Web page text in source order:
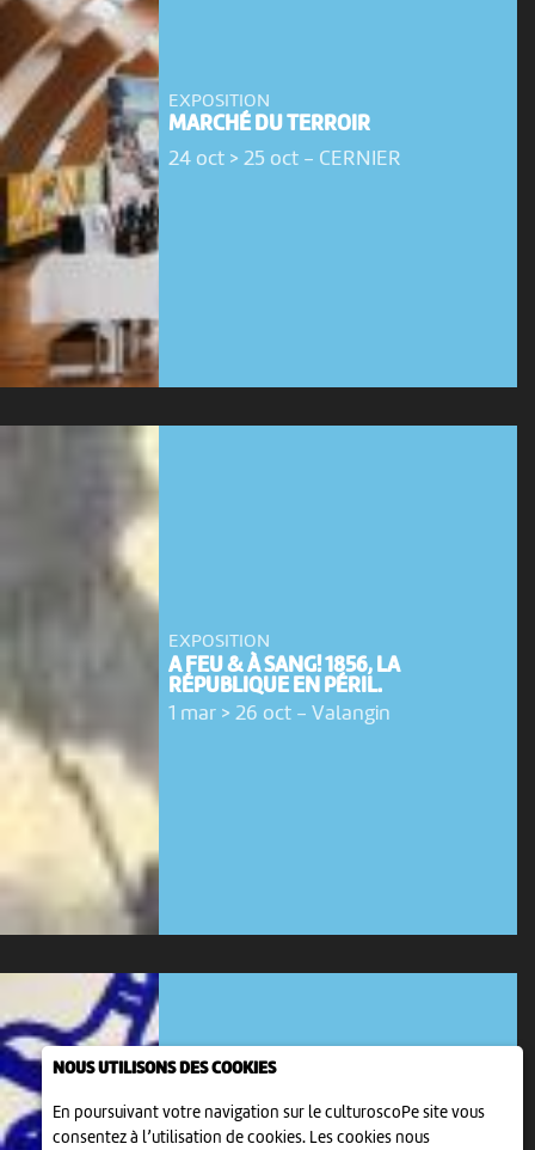
NOUS UTILISONS DES COOKIES
En poursuivant votre navigation sur le culturoscoPe site vous
consentez à l’utilisation de cookies. Les cookies nous
EXPOSITION
MARCHÉ DU TERROIR
24 oct > 25 oct - CERNIER
EXPOSITION
A FEU & À SANG! 1856, LA
RÉPUBLIQUE EN PÉRIL.
1 mar > 26 oct - Valangin